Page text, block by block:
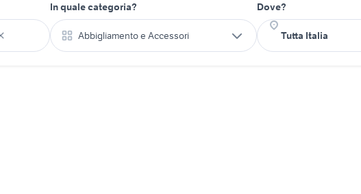
In quale categoria?
Abbigliamento e Accessori
Dove?